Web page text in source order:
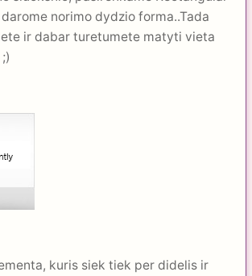
norimo dydzio forma..Tada
ir dabar turetumete matyti vieta
kuris siek tiek per didelis ir